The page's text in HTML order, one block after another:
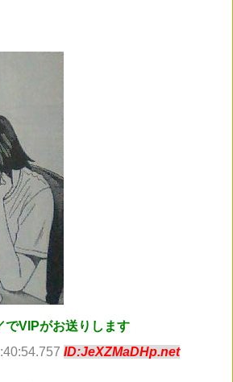
でVIPがお送りします
ID:JeXZMaDHp.net